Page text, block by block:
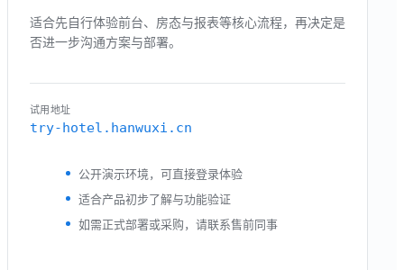
适合先自行体验前台、房态与报表等核心流程，再决定是
否进一步沟通方案与部署。
试用地址
try-hotel.hanwuxi.cn
公开演示环境，可直接登录体验
适合产品初步了解与功能验证
如需正式部署或采购，请联系售前同事